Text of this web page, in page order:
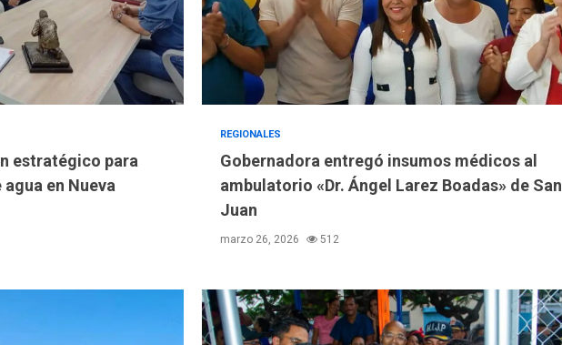
estratégico para
en Nueva
REGIONALES
Gobernadora entregó insumos médicos al
ambulatorio «Dr. Ángel Larez Boadas» de San
Juan
marzo 26, 2026 512